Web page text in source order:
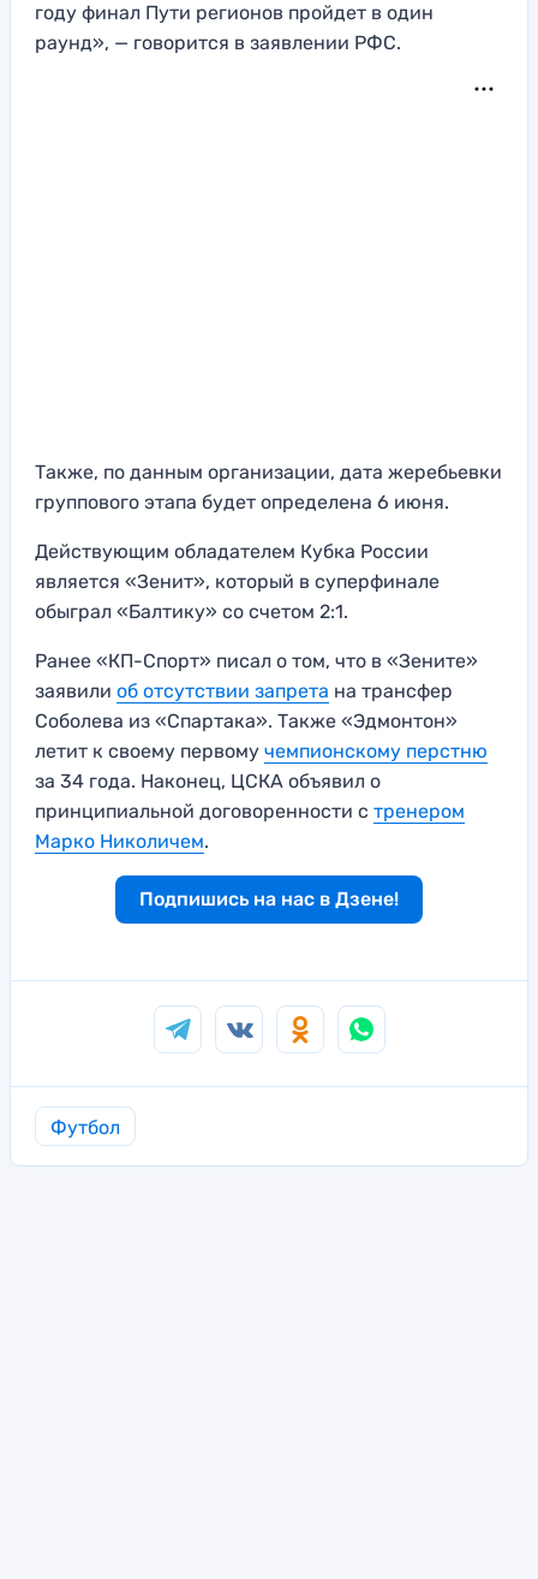
году финал Пути регионов пройдет в один
раунд», — говорится в заявлении РФС.
Также, по данным организации, дата жеребьевки
группового этапа будет определена 6 июня.
Действующим обладателем Кубка России
является «Зенит», который в суперфинале
обыграл «Балтику» со счетом 2:1.
Ранее «КП-Спорт» писал о том, что в «Зените»
заявили об отсутствии запрета на трансфер
Соболева из «Спартака». Также «Эдмонтон»
летит к своему первому чемпионскому перстню
за 34 года. Наконец, ЦСКА объявил о
принципиальной договоренности с тренером
Марко Николичем.
Подпишись на нас в Дзене!
Футбол